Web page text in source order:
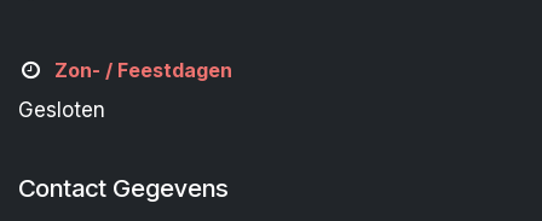
Zon- / Feestdagen
Gesloten
Contact Gegevens